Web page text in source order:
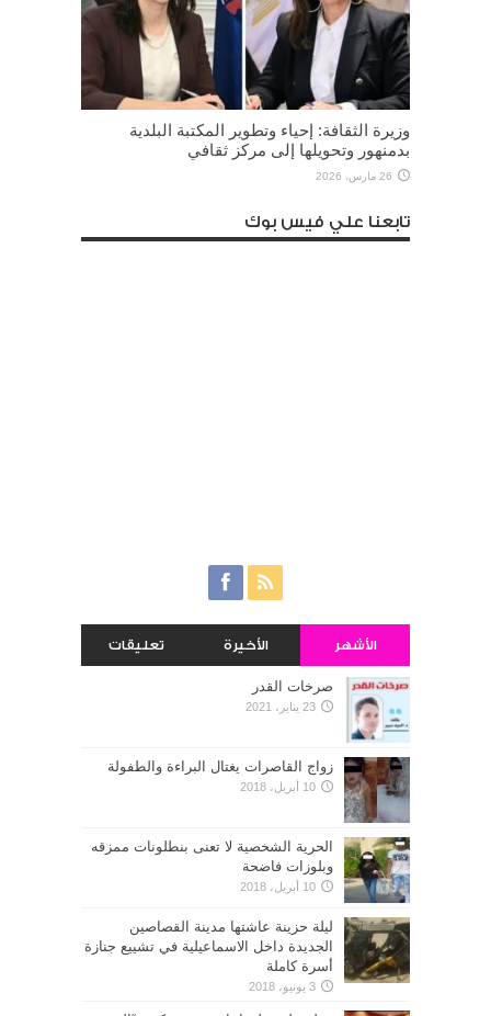
وزيرة الثقافة: إحياء وتطوير المكتبة البلدية
بدمنهور وتحويلها إلى مركز ثقافي
26 مارس، 2026
تابعنا علي فيس بوك
الأشهر الأخيرة تعليقات
صرخات القدر
23 يناير، 2021
زواج القاصرات يغتال البراءة والطفولة
10 أبريل، 2018
الحرية الشخصية لا تعنى بنطلونات ممزقه
وبلوزات فاضحة
10 أبريل، 2018
ليلة حزينة عاشتها مدينة القصاصين
الجديدة داخل الاسماعيلية في تشييع جنازة
أسرة كاملة
3 يونيو، 2018